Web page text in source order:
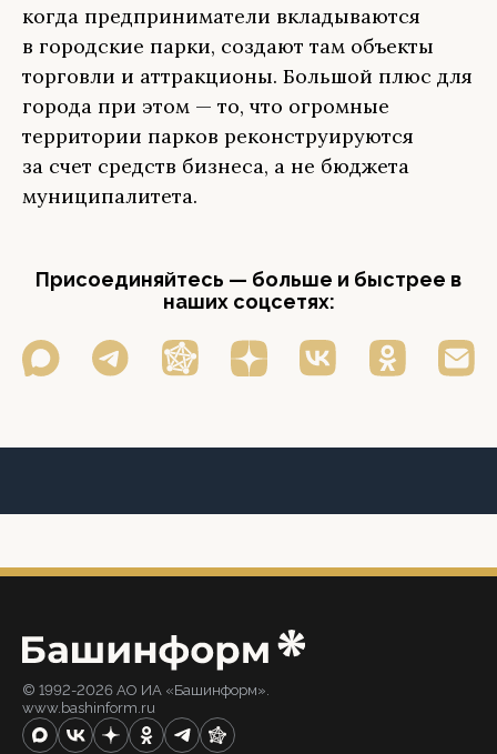
когда предприниматели вкладываются
в городские парки, создают там объекты
торговли и аттракционы. Большой плюс для
города при этом — то, что огромные
территории парков реконструируются
за счет средств бизнеса, а не бюджета
муниципалитета.
Присоединяйтесь — больше и быстрее в
наших соцсетях:
© 1992-2026 АО ИА «Башинформ».
www.bashinform.ru